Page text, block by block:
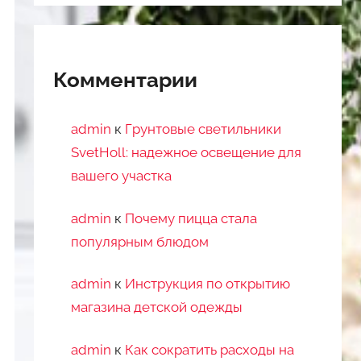
Комментарии
admin к Грунтовые светильники
SvetHoll: надежное освещение для
вашего участка
admin к Почему пицца стала
популярным блюдом
admin к Инструкция по открытию
магазина детской одежды
admin к Как сократить расходы на